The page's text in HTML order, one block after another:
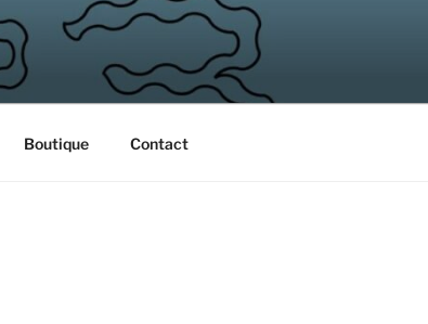
Boutique Contact